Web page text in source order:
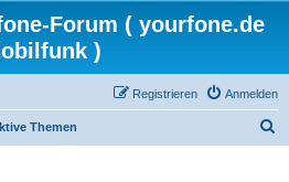
Forum ( yourfone.de
)
Anmelden
Registrieren
Themen